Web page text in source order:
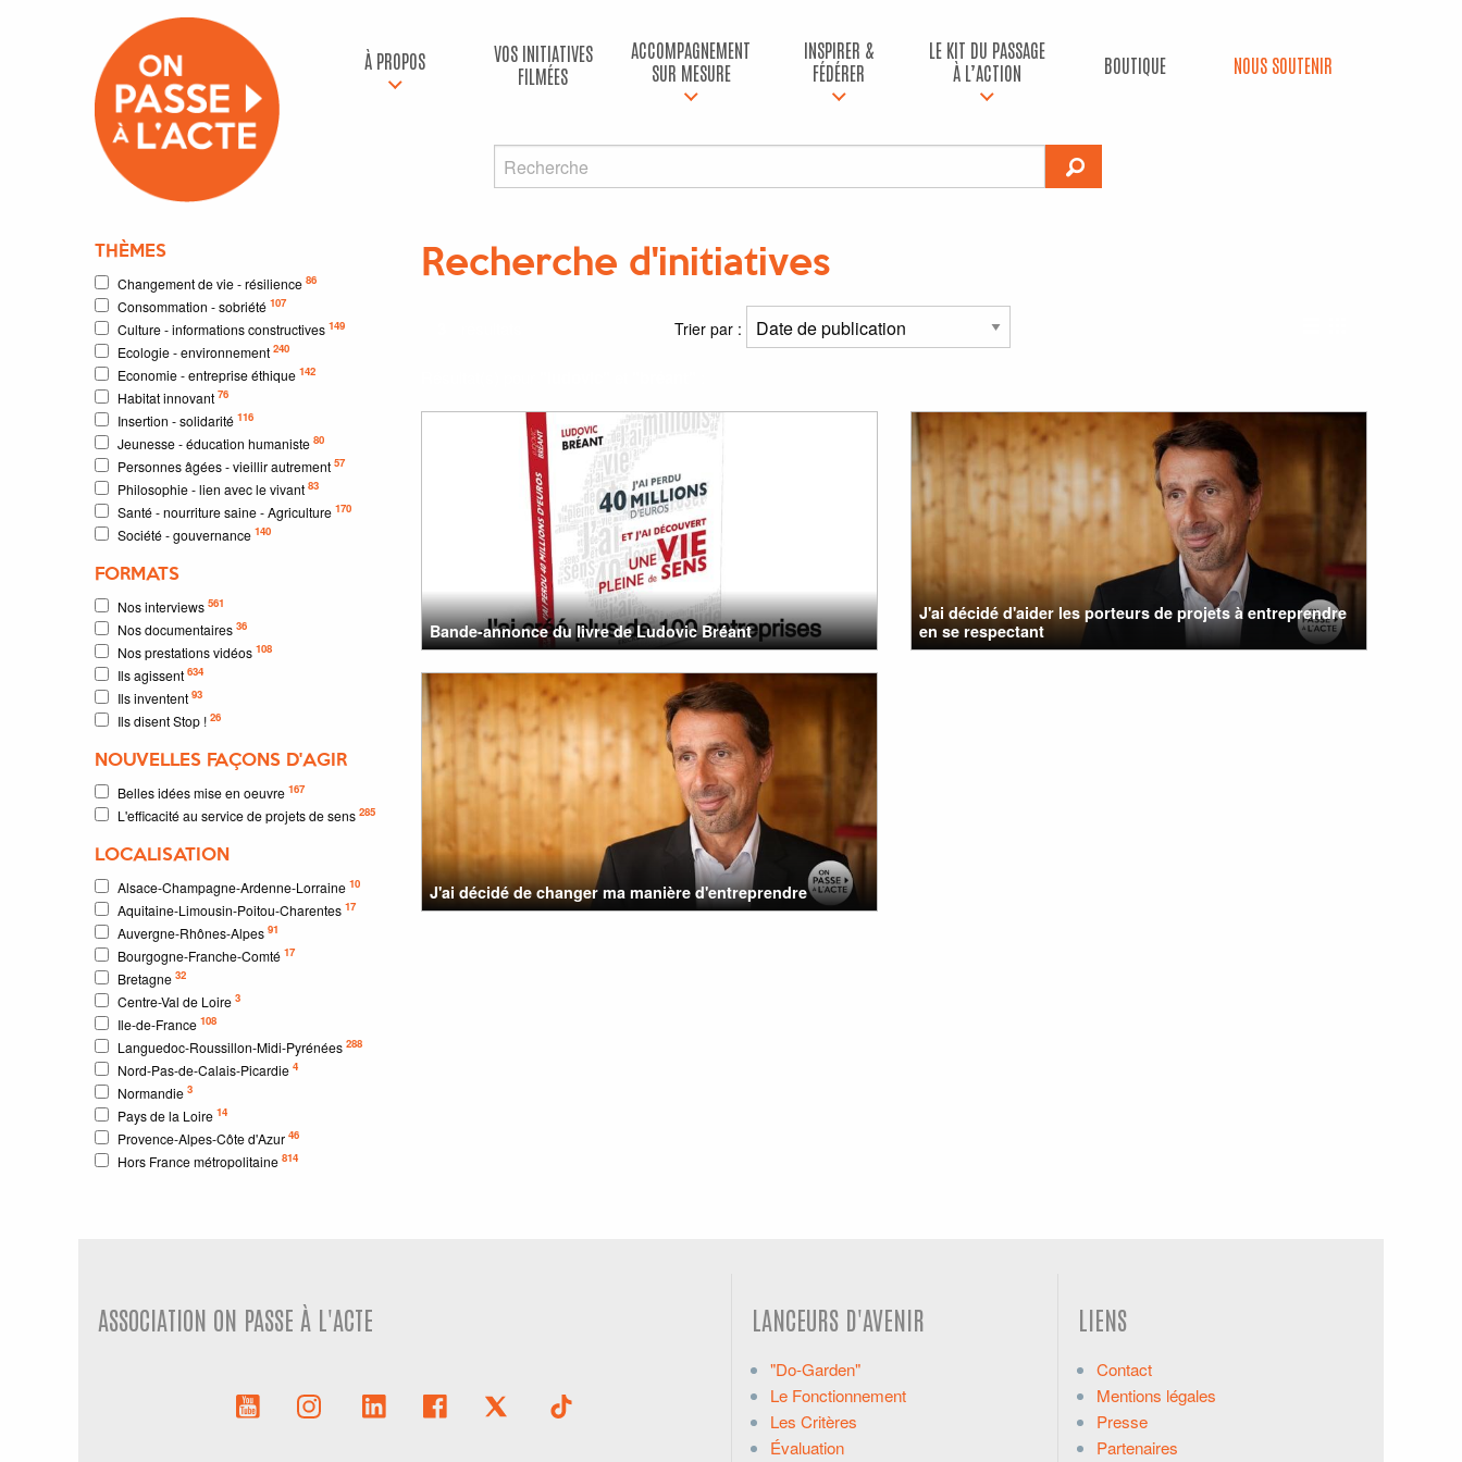
À PROPOS
VOS INITIATIVES
FILMÉES
ACCOMPAGNEMENT
SUR MESURE
INSPIRER &
FÉDÉRER
LE KIT DU PASSAGE
À L’ACTION
BOUTIQUE NOUS SOUTENIR
THÈMES
Changement de vie - résilience 86
Consommation - sobriété 107
Culture - informations constructives 149
Ecologie - environnement 240
Economie - entreprise éthique 142
Habitat innovant 76
Insertion - solidarité 116
Jeunesse - éducation humaniste 80
Personnes âgées - vieillir autrement 57
Philosophie - lien avec le vivant 83
Santé - nourriture saine - Agriculture 170
Société - gouvernance 140
FORMATS
Nos interviews 561
Nos documentaires 36
Nos prestations vidéos 108
Ils agissent 634
Ils inventent 93
Ils disent Stop ! 26
NOUVELLES FAÇONS D'AGIR
Belles idées mise en oeuvre 167
L'efficacité au service de projets de sens 285
LOCALISATION
Alsace-Champagne-Ardenne-Lorraine 10
Aquitaine-Limousin-Poitou-Charentes 17
Auvergne-Rhônes-Alpes 91
Bourgogne-Franche-Comté 17
Bretagne 32
Centre-Val de Loire 3
Ile-de-France 108
Languedoc-Roussillon-Midi-Pyrénées 288
Nord-Pas-de-Calais-Picardie 4
Normandie 3
Pays de la Loire 14
Provence-Alpes-Côte d'Azur 46
Hors France métropolitaine 814
Recherche d'initiatives
Trier par :
Bande-annonce du livre de Ludovic Bréant
J'ai décidé d'aider les porteurs de projets à entreprendre
en se respectant
J'ai décidé de changer ma manière d'entreprendre
ASSOCIATION ON PASSE À L'ACTE LANCEURS D'AVENIR
"Do-Garden"
Le Fonctionnement
Les Critères
Évaluation
LIENS
Contact
Mentions légales
Presse
Partenaires